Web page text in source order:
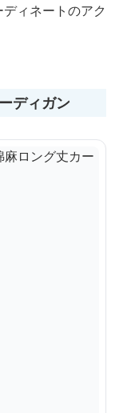
ィネートのアク
ディガン